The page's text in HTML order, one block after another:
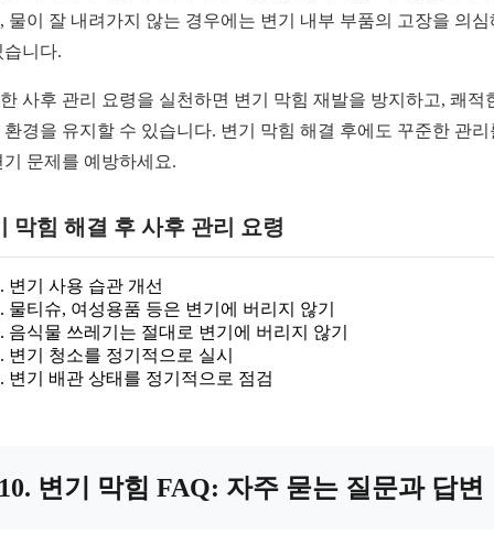
물이 잘 내려가지 않는 경우에는 변기 내부 부품의 고장을 의심
습니다.
사후 관리 요령을 실천하면 변기 막힘 재발을 방지하고, 쾌적
환경을 유지할 수 있습니다. 변기 막힘 해결 후에도 꾸준한 관리
기 문제를 예방하세요.
막힘 해결 후 사후 관리 요령
변기 사용 습관 개선
물티슈, 여성용품 등은 변기에 버리지 않기
음식물 쓰레기는 절대로 변기에 버리지 않기
변기 청소를 정기적으로 실시
변기 배관 상태를 정기적으로 점검
변기 막힘 FAQ: 자주 묻는 질문과 답변